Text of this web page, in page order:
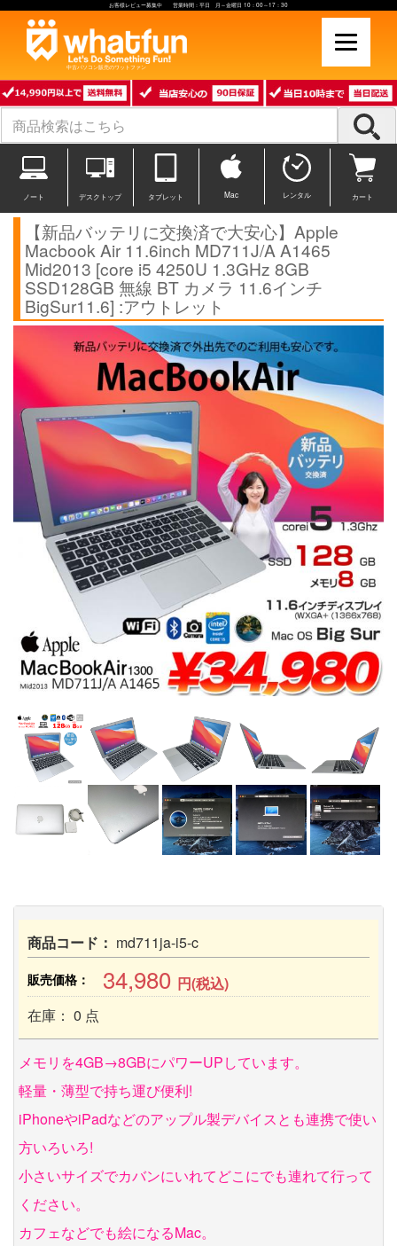
お客様レビュー募集中 営業時間：平日 月～金曜日 10：00～17：30
中古パソコン販売のワットファン
ノート デスクトップ タブレット Mac レンタル カート
【新品バッテリに交換済で大安心】Apple
Macbook Air 11.6inch MD711J/A A1465
Mid2013 [core i5 4250U 1.3GHz 8GB
SSD128GB 無線 BT カメラ 11.6インチ
BigSur11.6] :アウトレット
商品コード： md711ja-i5-c
販売価格： 34,980 円(税込)
在庫： 0 点
メモリを4GB→8GBにパワーUPしています。
軽量・薄型で持ち運び便利!
iPhoneやiPadなどのアップル製デバイスとも連携で使い
方いろいろ!
小さいサイズでカバンにいれてどこにでも連れて行って
ください。
カフェなどでも絵になるMac。